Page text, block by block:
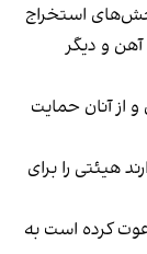
استخراج
و دیگر
و از آنان حمایت
هیئتی را برای
کرده است به